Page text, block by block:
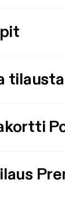
tilausta